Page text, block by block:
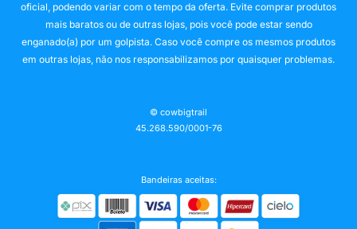
oficial, podendo variar com o tempo da oferta. Evite comprar produtos
mais baratos ou de outras lojas, pois você pode estar sendo
enganado(a) por um golpista. Caso você compre os mesmos produtos
em outras lojas, não nos responsabilizamos por quaisquer problemas.
© cowbigtrail
45.268.590/0001-76
Bandeiras aceitas: